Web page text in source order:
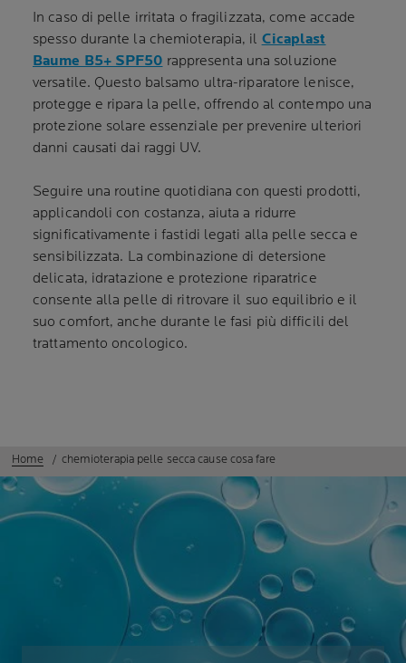
In caso di pelle irritata o fragilizzata, come accade
spesso durante la chemioterapia, il Cicaplast
Baume B5+ SPF50 rappresenta una soluzione
versatile. Questo balsamo ultra-riparatore lenisce,
protegge e ripara la pelle, offrendo al contempo una
protezione solare essenziale per prevenire ulteriori
danni causati dai raggi UV.
Seguire una routine quotidiana con questi prodotti,
applicandoli con costanza, aiuta a ridurre
significativamente i fastidi legati alla pelle secca e
sensibilizzata. La combinazione di detersione
delicata, idratazione e protezione riparatrice
consente alla pelle di ritrovare il suo equilibrio e il
suo comfort, anche durante le fasi più difficili del
trattamento oncologico.
Home chemioterapia pelle secca cause cosa fare